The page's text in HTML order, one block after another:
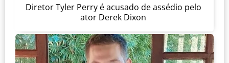
Diretor Tyler Perry é acusado de assédio pelo
ator Derek Dixon